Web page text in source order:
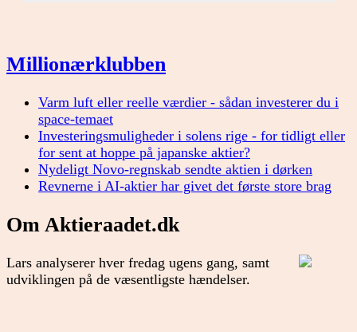
Millionærklubben
Varm luft eller reelle værdier - sådan investerer du i
space-temaet
Investeringsmuligheder i solens rige - for tidligt eller
for sent at hoppe på japanske aktier?
Nydeligt Novo-regnskab sendte aktien i dørken
Revnerne i AI-aktier har givet det første store brag
Om Aktieraadet.dk
Lars analyserer hver fredag ugens gang, samt
udviklingen på de væsentligste hændelser.